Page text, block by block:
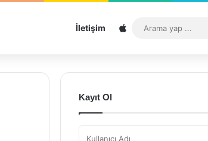
İletişim Sitemap
Kayıt Ol